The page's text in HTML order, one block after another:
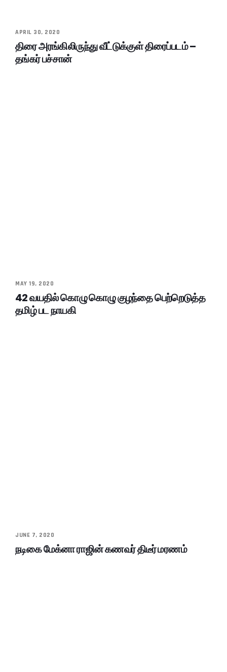
APRIL 30, 2020
திரை அரங்கிலிருந்து வீட்டுக்குள் திரைப்படம் –
தங்கர் பச்சான்
MAY 19, 2020
42 வயதில் கொழு கொழு குழந்தை பெற்றெடுத்த
தமிழ் பட நாயகி
JUNE 7, 2020
நடிகை மேக்னா ராஜின் கணவர் திடீர் மரணம்